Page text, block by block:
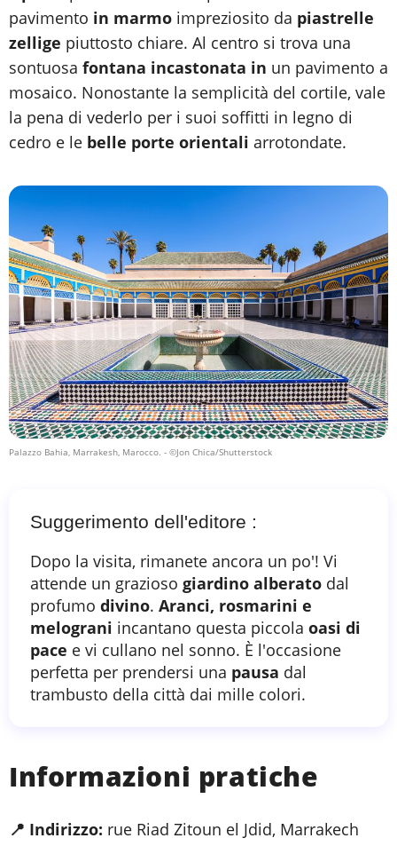
pavimento in marmo impreziosito da piastrelle
zellige piuttosto chiare. Al centro si trova una
sontuosa fontana incastonata in un pavimento a
mosaico. Nonostante la semplicità del cortile, vale
la pena di vederlo per i suoi soffitti in legno di
cedro e le belle porte orientali arrotondate.
Palazzo Bahia, Marrakesh, Marocco. - ©Jon Chica/Shutterstock
Suggerimento dell'editore :
Dopo la visita, rimanete ancora un po'! Vi
attende un grazioso giardino alberato dal
profumo divino. Aranci, rosmarini e
melograni incantano questa piccola oasi di
pace e vi cullano nel sonno. È l'occasione
perfetta per prendersi una pausa dal
trambusto della città dai mille colori.
Informazioni pratiche
📍 Indirizzo: rue Riad Zitoun el Jdid, Marrakech